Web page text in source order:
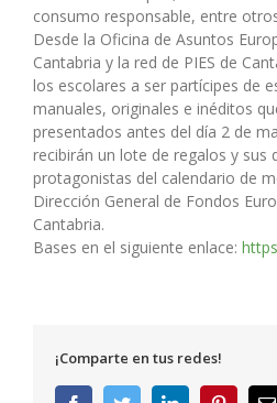
consumo responsable, entre
Desde la Oficina de Asuntos
Cantabria y la red de PIES de
los escolares a ser partícipes de
manuales, originales e inéditos
presentados antes del día 2 de
recibirán un lote de regalos y sus
protagonistas del calendario de
Dirección General de Fondos
Cantabria.
Bases en el siguiente enlace:
¡Comparte en tus redes!